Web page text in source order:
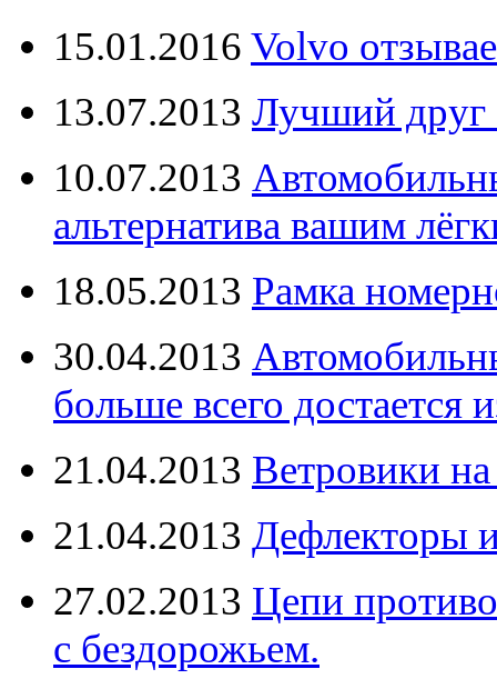
15.01.2016 Volvo
13.07.2013 Лучший друг
10.07.2013
альтернатива вашим
18.05.2013 Рамка
30.04.2013
больше всего достается
21.04.2013 Ветровики
21.04.2013 Дефлекторы
27.02.2013 Цепи
с бездорожьем.